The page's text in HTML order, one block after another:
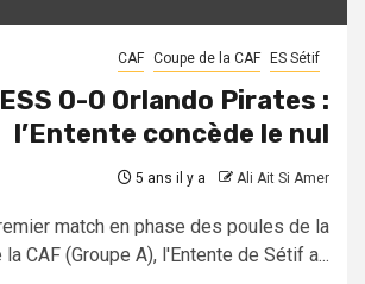
CAF Coupe de la CAF ES Sétif
ESS 0-0 Orlando Pirates :
l’Entente concède le nul
5 ans il y a Ali Ait Si Amer
match en phase des poules de la
CAF (Groupe A), l'Entente de Sétif a...